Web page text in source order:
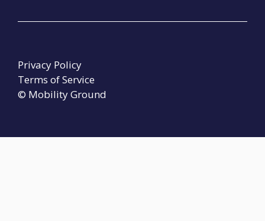
© Mobility Ground
Privacy Policy
Terms of Service